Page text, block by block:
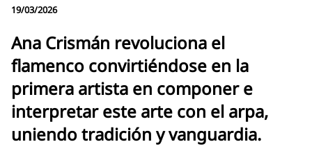
19/03/2026
Ana Crismán revoluciona el
flamenco convirtiéndose en la
primera artista en componer e
interpretar este arte con el arpa,
uniendo tradición y vanguardia.